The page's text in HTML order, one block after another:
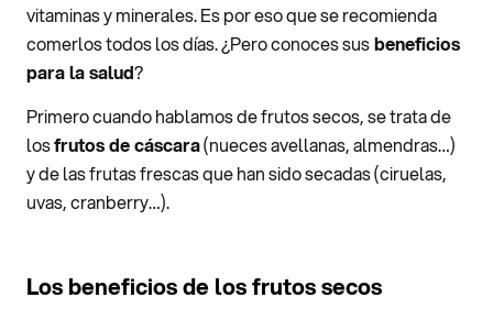
vitaminas y minerales. Es por eso que se recomienda
comerlos todos los días. ¿Pero conoces susbeneficios
para la salud?
Primero cuando hablamos de frutos secos, se trata de
losfrutos de cáscara(nueces avellanas, almendras…)
y de las frutas frescas que han sido secadas (ciruelas,
uvas, cranberry…).
Los beneficios de los frutos secos